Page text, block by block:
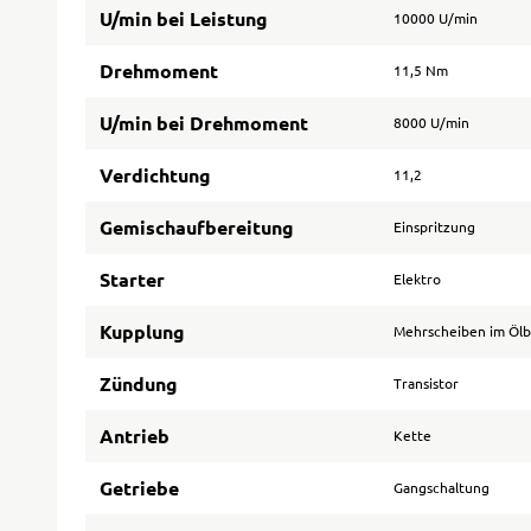
U/min bei Leistung 10000 U/min
Drehmoment 11,5 Nm
U/min bei Drehmoment 8000 U/min
Verdichtung 11,2
Gemischaufbereitung Einspritzung
Starter Elektro
Kupplung Mehrscheiben im
Zündung Transistor
Antrieb Kette
Getriebe Gangschaltung